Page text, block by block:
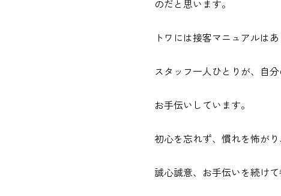
のだと思います。
トワには接客マニュアルはあ
スタッフ一人ひとりが、自
お手伝いしています。
初心を忘れず、慣れを怖が
誠心誠意、お手伝いを続けて